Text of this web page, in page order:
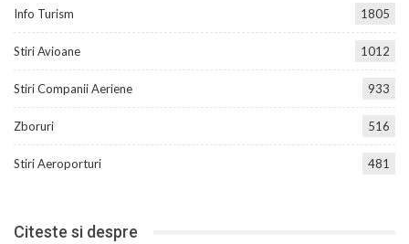
Info Turism 1805
Stiri Avioane 1012
Stiri Companii Aeriene 933
Zboruri 516
Stiri Aeroporturi 481
Citeste si despre